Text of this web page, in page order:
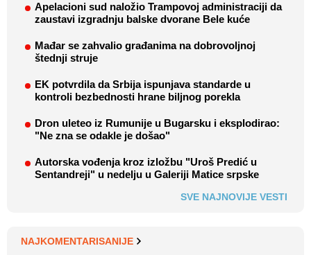
Apelacioni sud naložio Trampovoj administraciji da
zaustavi izgradnju balske dvorane Bele kuće
Mađar se zahvalio građanima na dobrovoljnoj
štednji struje
EK potvrdila da Srbija ispunjava standarde u
kontroli bezbednosti hrane biljnog porekla
Dron uleteo iz Rumunije u Bugarsku i eksplodirao:
"Ne zna se odakle je došao"
Autorska vođenja kroz izložbu "Uroš Predić u
Sentandreji" u nedelju u Galeriji Matice srpske
SVE NAJNOVIJE VESTI
NAJKOMENTARISANIJE